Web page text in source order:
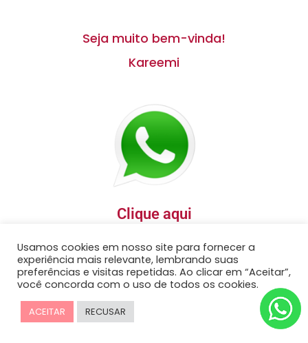
Seja muito bem-vinda!
Kareemi
Clique aqui
E faça parte do nosso grupo no
Whatsapp.
Usamos cookies em nosso site para fornecer a
experiência mais relevante, lembrando suas
preferências e visitas repetidas. Ao clicar em “Aceitar”,
você concorda com o uso de todos os cookies.
ACEITAR RECUSAR